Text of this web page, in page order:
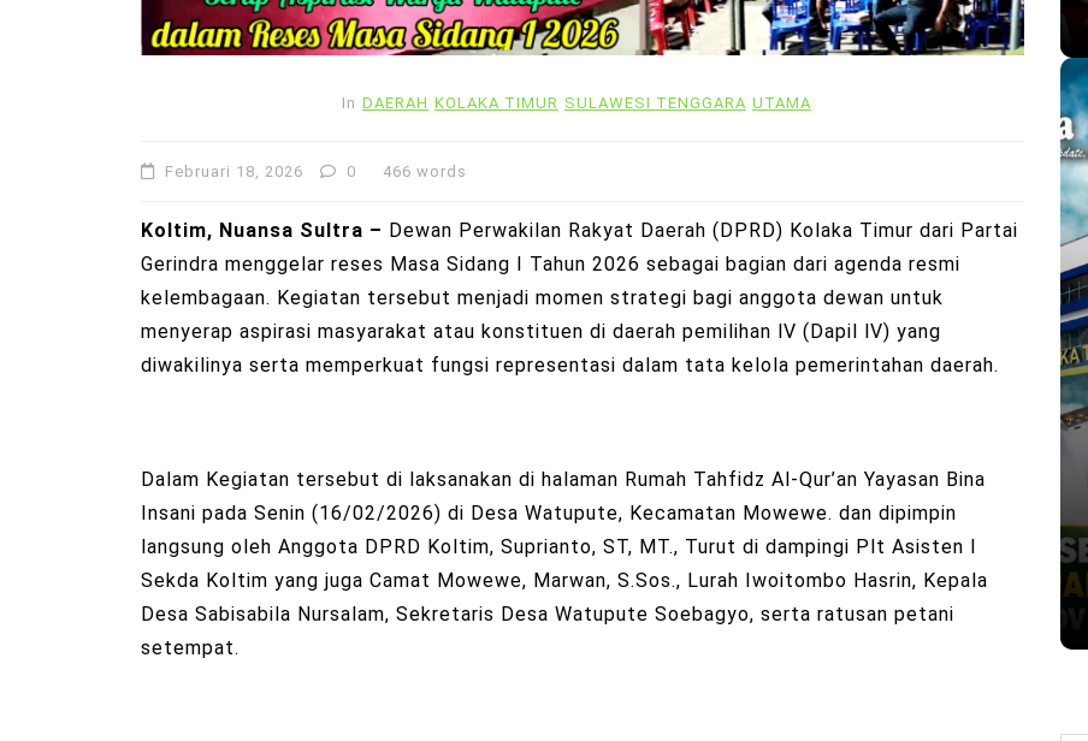
In DAERAH KOLAKA TIMUR SULAWESI TENGGARA UTAMA
Februari 18, 2026 0 466 words
Koltim, Nuansa Sultra – Dewan Perwakilan Rakyat Daerah (DPRD) Kolaka Timur dari Partai
Gerindra menggelar reses Masa Sidang I Tahun 2026 sebagai bagian dari agenda resmi
kelembagaan. Kegiatan tersebut menjadi momen strategi bagi anggota dewan untuk
menyerap aspirasi masyarakat atau konstituen di daerah pemilihan lV (Dapil lV) yang
diwakilinya serta memperkuat fungsi representasi dalam tata kelola pemerintahan daerah.
Dalam Kegiatan tersebut di laksanakan di halaman Rumah Tahfidz Al-Qur’an Yayasan Bina
Insani pada Senin (16/02/2026) di Desa Watupute, Kecamatan Mowewe. dan dipimpin
langsung oleh Anggota DPRD Koltim, Suprianto, ST, MT., Turut di dampingi Plt Asisten I
Sekda Koltim yang juga Camat Mowewe, Marwan, S.Sos., Lurah Iwoitombo Hasrin, Kepala
Desa Sabisabila Nursalam, Sekretaris Desa Watupute Soebagyo, serta ratusan petani
setempat.